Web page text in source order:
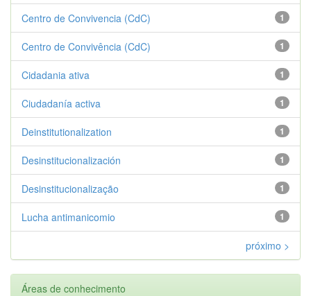
1
Centro de Convivencia (CdC)
1
Centro de Convivência (CdC)
1
Cidadania ativa
1
Ciudadanía activa
1
Deinstitutionalization
1
Desinstitucionalización
1
Desinstitucionalização
1
Lucha antimanicomio
próximo >
Áreas de conhecimento